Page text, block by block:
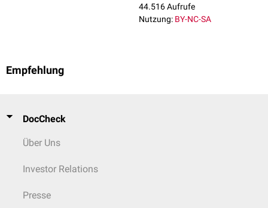
44.516 Aufrufe
Nutzung: BY-NC-SA
Empfehlung
DocCheck
Über Uns
Investor Relations
Presse